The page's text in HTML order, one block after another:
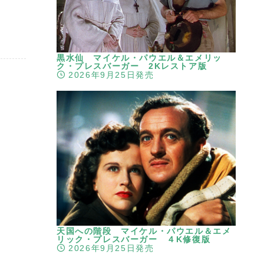
黒水仙 マイケル・パウエル＆エメリッ
ク・プレスバーガー 2Kレストア版
2026年9月25日発売
天国への階段 マイケル・パウエル＆エメ
リック・プレスバーガー ４K修復版
2026年9月25日発売